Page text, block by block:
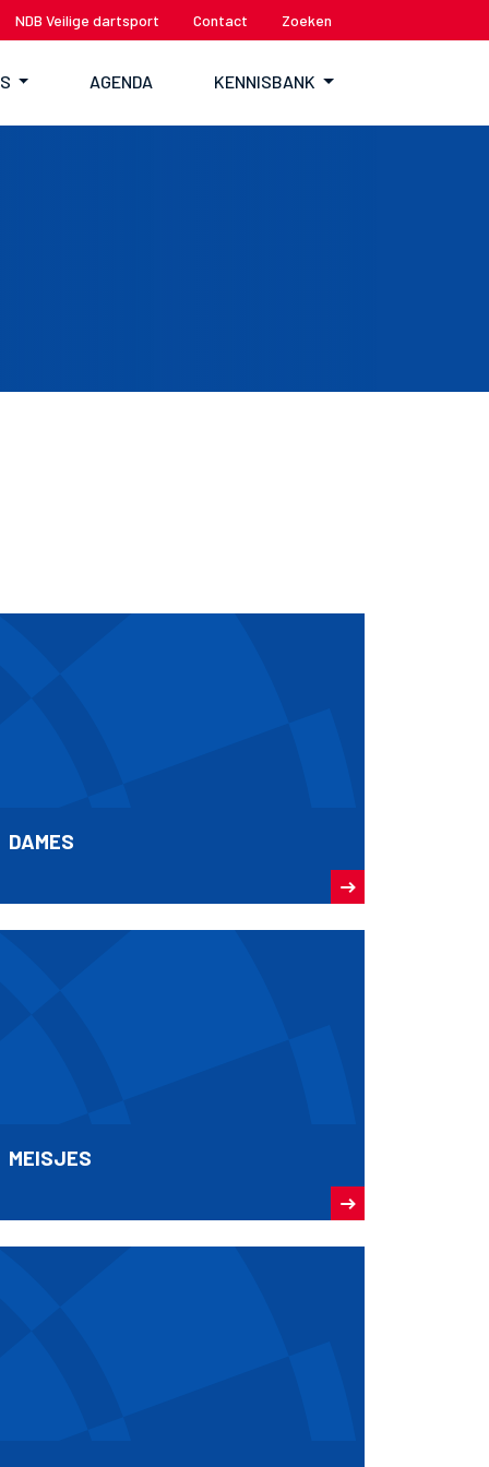
NDB Veilige dartsport Contact Zoeken
AGENDA KENNISBANK
DAMES
MEISJES